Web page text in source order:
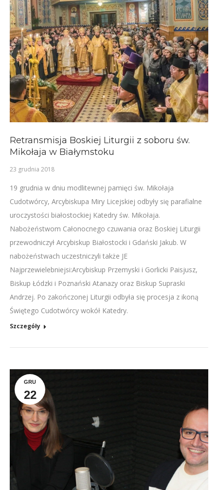
Retransmisja Boskiej Liturgii z soboru św.
Mikołaja w Białymstoku
23 grudnia 2018
19 grudnia w dniu modlitewnej pamięci św. Mikołaja
Cudotwórcy, Arcybiskupa Miry Licejskiej odbyły się parafialne
uroczystości białostockiej Katedry św. Mikołaja.
Nabożeństwom Całonocnego czuwania oraz Boskiej Liturgii
przewodniczył Arcybiskup Białostocki i Gdański Jakub. W
nabożeństwach uczestniczyli także JE
Najprzewielebniejsi:Arcybiskup Przemyski i Gorlicki Paisjusz,
Biskup Łódzki i Poznański Atanazy oraz Biskup Supraski
Andrzej. Po zakończonej Liturgii odbyła się procesja z ikoną
Świętego Cudotwórcy wokół Katedry.
Szczegóły
GRU
22